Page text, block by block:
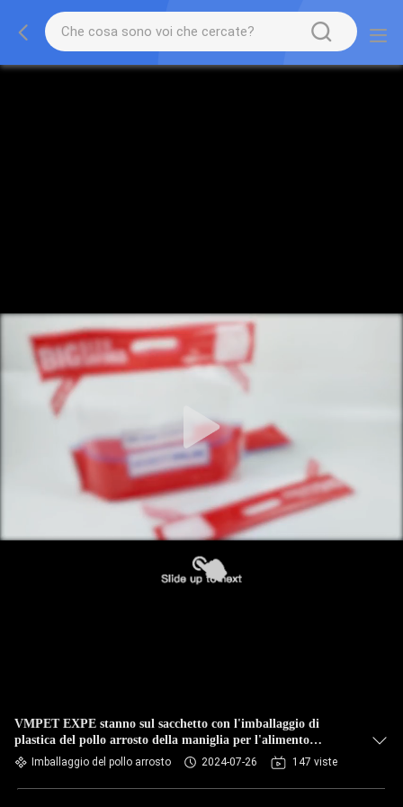
VMPET EXPE stanno sul sacchetto con l'imballaggio di
plastica del pollo arrosto della maniglia per l'alimento
congelato
Imballaggio del pollo arrosto 2024-07-26 147 viste